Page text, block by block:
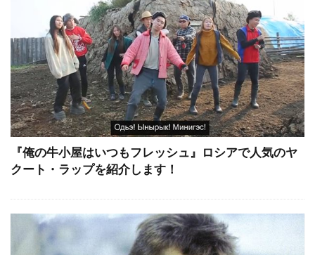
『俺の牛小屋はいつもフレッシュ』ロシアで人気のヤ
クート・ラップを紹介します！